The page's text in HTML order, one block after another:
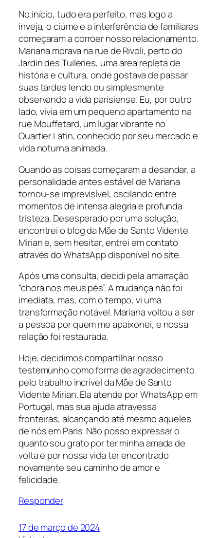
No início, tudo era perfeito, mas logo a
inveja, o ciúme e a interferência de familiares
começaram a corroer nosso relacionamento.
Mariana morava na rue de Rivoli, perto do
Jardin des Tuileries, uma área repleta de
história e cultura, onde gostava de passar
suas tardes lendo ou simplesmente
observando a vida parisiense. Eu, por outro
lado, vivia em um pequeno apartamento na
rue Mouffetard, um lugar vibrante no
Quartier Latin, conhecido por seu mercado e
vida noturna animada.
Quando as coisas começaram a desandar, a
personalidade antes estável de Mariana
tornou-se imprevisível, oscilando entre
momentos de intensa alegria e profunda
tristeza. Desesperado por uma solução,
encontrei o blog da Mãe de Santo Vidente
Mirian e, sem hesitar, entrei em contato
através do WhatsApp disponível no site.
Após uma consulta, decidi pela amarração
“chora nos meus pés”. A mudança não foi
imediata, mas, com o tempo, vi uma
transformação notável. Mariana voltou a ser
a pessoa por quem me apaixonei, e nossa
relação foi restaurada.
Hoje, decidimos compartilhar nosso
testemunho como forma de agradecimento
pelo trabalho incrível da Mãe de Santo
Vidente Mirian. Ela atende por WhatsApp em
Portugal, mas sua ajuda atravessa
fronteiras, alcançando até mesmo aqueles
de nós em Paris. Não posso expressar o
quanto sou grato por ter minha amada de
volta e por nossa vida ter encontrado
novamente seu caminho de amor e
felicidade.
Responder
17 de março de 2024